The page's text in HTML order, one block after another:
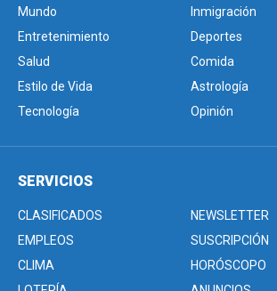
Mundo
Inmigración
Entretenimiento
Deportes
Salud
Comida
Estilo de Vida
Astrología
Tecnología
Opinión
SERVICIOS
CLASIFICADOS
NEWSLETTER
EMPLEOS
SUSCRIPCIÓN
CLIMA
HORÓSCOPO